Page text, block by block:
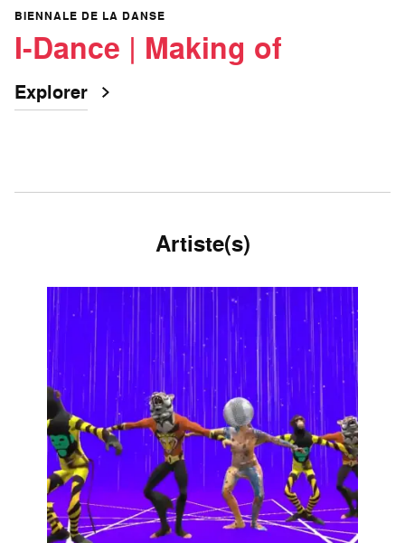
BIENNALE DE LA DANSE
I-Dance | Making of
Explorer
Artiste(s)